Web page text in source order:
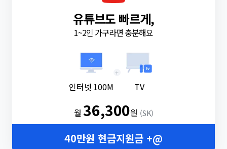
유튜브도 빠르게,
1~2인 가구라면 충분해요
인터넷 100M
+
TV
월36,300원 (SK)
40만원 현금지원금 +@